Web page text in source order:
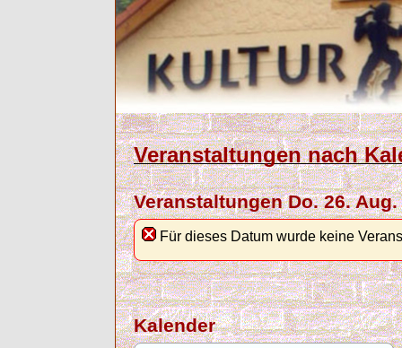
Veranstaltungen nach
Veranstaltungen Do. 26. Aug.
Für dieses Datum wurde keine
Kalender